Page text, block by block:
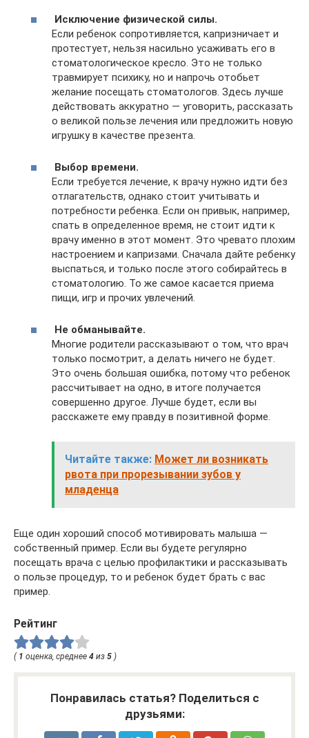
Исключение физической силы.
Если ребенок сопротивляется, капризничает и
протестует, нельзя насильно усаживать его в
стоматологическое кресло. Это не только
травмирует психику, но и напрочь отобьет
желание посещать стоматологов. Здесь лучше
действовать аккуратно — уговорить, рассказать
о великой пользе лечения или предложить новую
игрушку в качестве презента.
Выбор времени.
Если требуется лечение, к врачу нужно идти без
отлагательств, однако стоит учитывать и
потребности ребенка. Если он привык, например,
спать в определенное время, не стоит идти к
врачу именно в этот момент. Это чревато плохим
настроением и капризами. Сначала дайте ребенку
выспаться, и только после этого собирайтесь в
стоматологию. То же самое касается приема
пищи, игр и прочих увлечений.
Не обманывайте.
Многие родители рассказывают о том, что врач
только посмотрит, а делать ничего не будет.
Это очень большая ошибка, потому что ребенок
рассчитывает на одно, в итоге получается
совершенно другое. Лучше будет, если вы
расскажете ему правду в позитивной форме.
Читайте также: Может ли возникать
рвота при прорезывании зубов у
младенца
Еще один хороший способ мотивировать малыша —
собственный пример. Если вы будете регулярно
посещать врача с целью профилактики и рассказывать
о пользе процедур, то и ребенок будет брать с вас
пример.
Рейтинг
( 1 оценка, среднее 4 из 5 )
Понравилась статья? Поделиться с
друзьями: